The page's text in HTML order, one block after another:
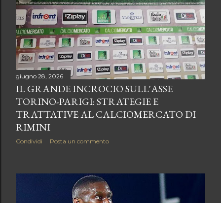
giugno 28, 2026
IL GRANDE INCROCIO SULL'ASSE
TORINO-PARIGI: STRATEGIE E
TRATTATIVE AL CALCIOMERCATO DI
RIMINI
Condividi Posta un commento